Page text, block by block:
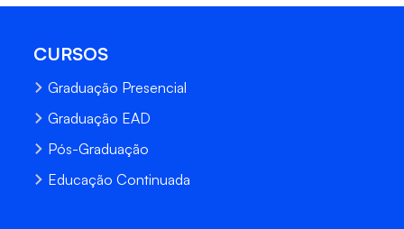
CURSOS
Graduação Presencial
Graduação EAD
Pós-Graduação
Educação Continuada